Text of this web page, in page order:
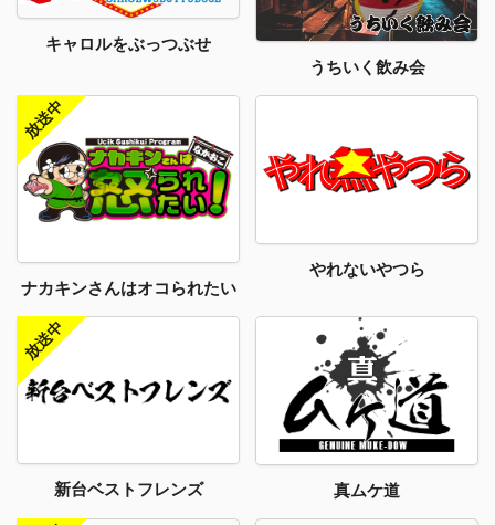
キャロルをぶっつぶせ
うちいく飲み会
ナカキンさんはオコられたい
やれないやつら
新台ベストフレンズ 真ムケ道